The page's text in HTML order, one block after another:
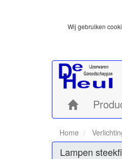
Wij gebruiken
Home:
Home
Lampen